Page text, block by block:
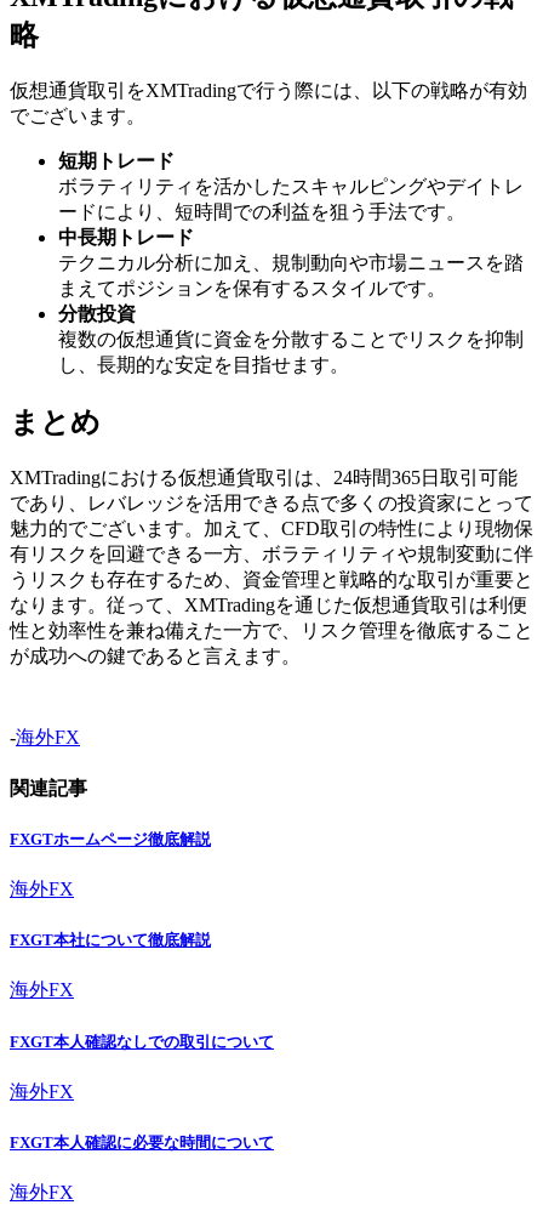
略
仮想通貨取引をXMTradingで行う際には、以下の戦略が有効
でございます。
短期トレード
ボラティリティを活かしたスキャルピングやデイトレ
ードにより、短時間での利益を狙う手法です。
中長期トレード
テクニカル分析に加え、規制動向や市場ニュースを踏
まえてポジションを保有するスタイルです。
分散投資
複数の仮想通貨に資金を分散することでリスクを抑制
し、長期的な安定を目指せます。
まとめ
XMTradingにおける仮想通貨取引は、24時間365日取引可能
であり、レバレッジを活用できる点で多くの投資家にとって
魅力的でございます。加えて、CFD取引の特性により現物保
有リスクを回避できる一方、ボラティリティや規制変動に伴
うリスクも存在するため、資金管理と戦略的な取引が重要と
なります。従って、XMTradingを通じた仮想通貨取引は利便
性と効率性を兼ね備えた一方で、リスク管理を徹底すること
が成功への鍵であると言えます。
-海外FX
関連記事
FXGTホームページ徹底解説
海外FX
FXGT本社について徹底解説
海外FX
FXGT本人確認なしでの取引について
海外FX
FXGT本人確認に必要な時間について
海外FX